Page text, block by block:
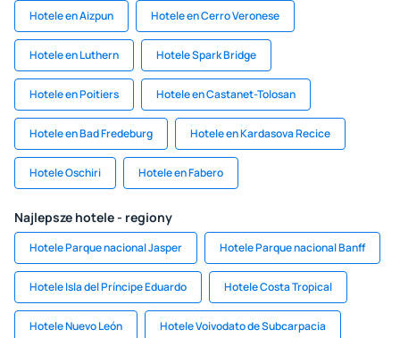
Hotele en Aizpun Hotele en Cerro Veronese
Hotele en Luthern Hotele Spark Bridge
Hotele en Poitiers Hotele en Castanet-Tolosan
Hotele en Bad Fredeburg Hotele en Kardasova Recice
Hotele Oschiri Hotele en Fabero
Najlepsze hotele - regiony
Hotele Parque nacional Jasper Hotele Parque nacional Banff
Hotele Isla del Príncipe Eduardo Hotele Costa Tropical
Hotele Nuevo León Hotele Voivodato de Subcarpacia